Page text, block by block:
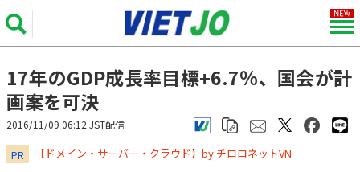
17年のGDP成長率目標+6.7％、国会が計
画案を可決
2016/11/09 06:12 JST配信
PR ​​​​​​​【ドメイン・サーバー・クラウド】by チロロネットVN